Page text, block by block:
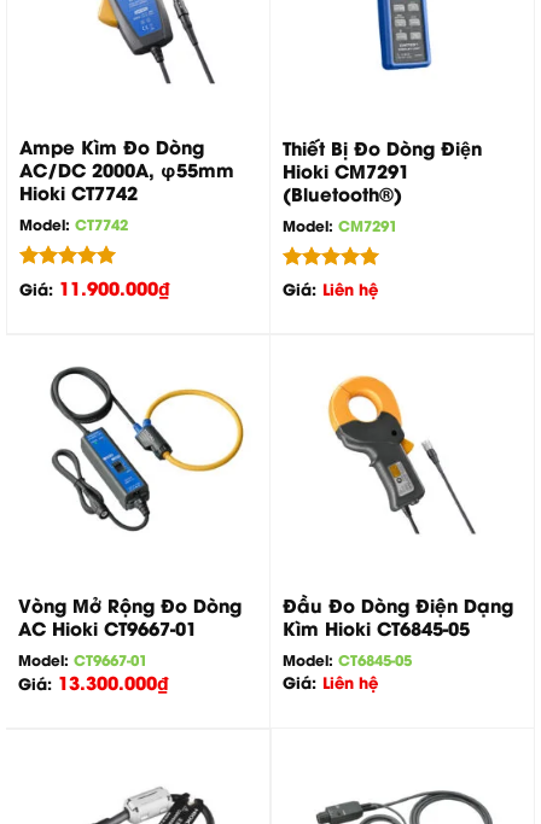
Ampe Kìm Đo Dòng
AC/DC 2000A, φ55mm
Hioki CT7742
Model: CT7742
Được xếp
hạng
Giá: 11.900.000₫
Thiết Bị Đo Dòng Điện
Hioki CM7291
(Bluetooth®)
Model: CM7291
Được xếp
Giá: Liên hệ
Vòng Mở Rộng Đo Dòng
AC Hioki CT9667-01
Model: CT9667-01
Giá: 13.300.000₫
Đầu Đo Dòng Điện Dạng
Kìm Hioki CT6845-05
Model: CT6845-05
Giá: Liên hệ